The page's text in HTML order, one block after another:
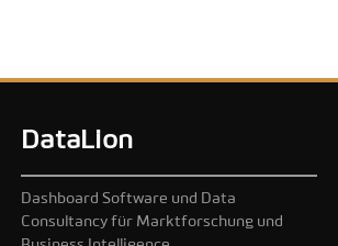
DataLion
Dashboard Software und Data
Consultancy für Marktforschung und